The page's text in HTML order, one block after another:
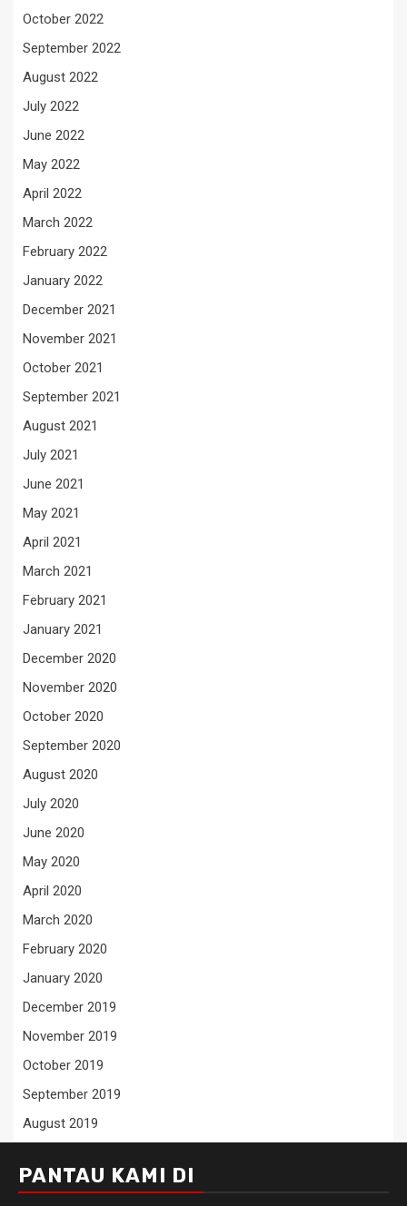
October 2022
September 2022
August 2022
July 2022
June 2022
May 2022
April 2022
March 2022
February 2022
January 2022
December 2021
November 2021
October 2021
September 2021
August 2021
July 2021
June 2021
May 2021
April 2021
March 2021
February 2021
January 2021
December 2020
November 2020
October 2020
September 2020
August 2020
July 2020
June 2020
May 2020
April 2020
March 2020
February 2020
January 2020
December 2019
November 2019
October 2019
September 2019
August 2019
PANTAU KAMI DI